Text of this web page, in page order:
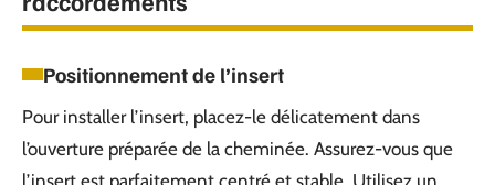
Positionnement de l’insert
Pour installer l’insert, placez-le délicatement dans
l’ouverture préparée de la cheminée. Assurez-vous que
l’insert est parfaitement centré et stable. Utilisez un